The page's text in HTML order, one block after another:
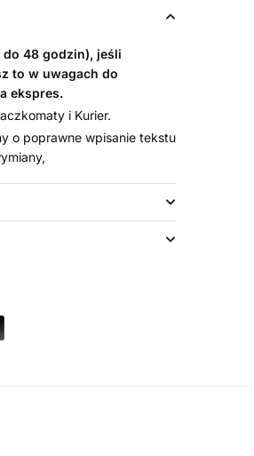
48 godzin), jeśli
to w uwagach do
ekspres.
i Kurier.
o poprawne wpisanie tekstu